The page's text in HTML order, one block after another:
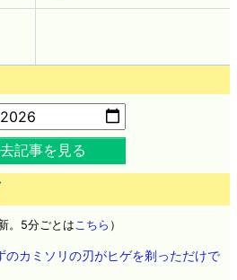
記事を見る
。5分ごとは こちら ）
のカミソリの刃がヒゲを剃っただけで